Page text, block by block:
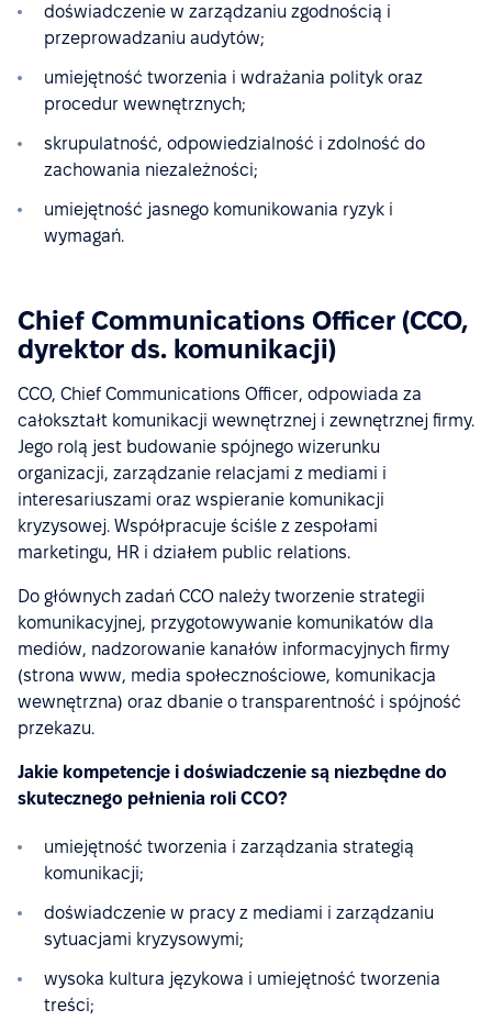
doświadczenie w zarządzaniu zgodnością i
przeprowadzaniu audytów;
umiejętność tworzenia i wdrażania polityk oraz
procedur wewnętrznych;
skrupulatność, odpowiedzialność i zdolność do
zachowania niezależności;
umiejętność jasnego komunikowania ryzyk i
wymagań.
Chief Communications Officer (CCO,
dyrektor ds. komunikacji)
CCO, Chief Communications Officer, odpowiada za
całokształt komunikacji wewnętrznej i zewnętrznej firmy.
Jego rolą jest budowanie spójnego wizerunku
organizacji, zarządzanie relacjami z mediami i
interesariuszami oraz wspieranie komunikacji
kryzysowej. Współpracuje ściśle z zespołami
marketingu, HR i działem public relations.
Do głównych zadań CCO należy tworzenie strategii
komunikacyjnej, przygotowywanie komunikatów dla
mediów, nadzorowanie kanałów informacyjnych firmy
(strona www, media społecznościowe, komunikacja
wewnętrzna) oraz dbanie o transparentność i spójność
przekazu.
Jakie kompetencje i doświadczenie są niezbędne do
skutecznego pełnienia roli CCO?
umiejętność tworzenia i zarządzania strategią
komunikacji;
doświadczenie w pracy z mediami i zarządzaniu
sytuacjami kryzysowymi;
wysoka kultura językowa i umiejętność tworzenia
treści;